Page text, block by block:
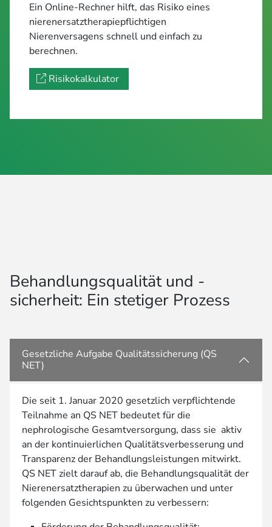
Ein Online-Rechner hilft, das Risiko eines
nierenersatztherapiepflichtigen
Nierenversagens schnell und einfach zu
berechnen.
Risikokalkulator
Behandlungsqualität und -
sicherheit: Ein stetiger Prozess
Gesetzliche Aufgabe Qualitätssicherung (QS
NET)
Die seit 1. Januar 2020 gesetzlich verpflichtende
Teilnahme an QS NET bedeutet für die
nephrologische Gesamtversorgung, dass sie aktiv
an der kontinuierlichen Qualitätsverbesserung und
Transparenz der Behandlungsleistungen mitwirkt.
QS NET zielt darauf ab, die Behandlungsqualität der
Nierenersatztherapien zu überwachen und unter
folgenden Gesichtspunkten zu verbessern: